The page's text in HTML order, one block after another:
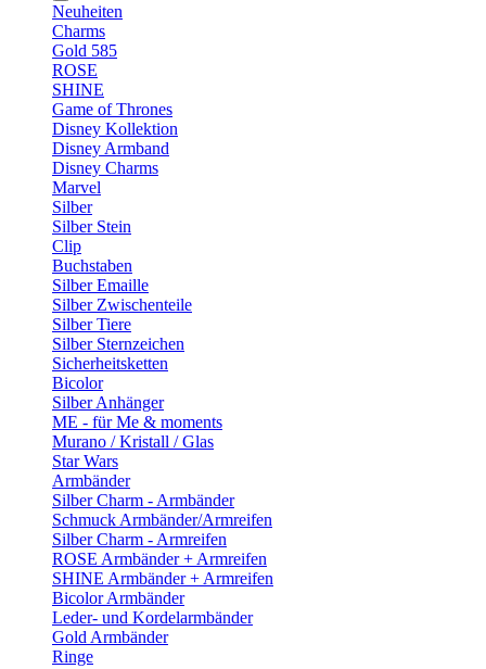
Neuheiten
Charms
Gold 585
ROSE
SHINE
Game of Thrones
Disney Kollektion
Disney Armband
Disney Charms
Marvel
Silber
Silber Stein
Clip
Buchstaben
Silber Emaille
Silber Zwischenteile
Silber Tiere
Silber Sternzeichen
Sicherheitsketten
Bicolor
Silber Anhänger
ME - für Me & moments
Murano / Kristall / Glas
Star Wars
Armbänder
Silber Charm - Armbänder
Schmuck Armbänder/Armreifen
Silber Charm - Armreifen
ROSE Armbänder + Armreifen
SHINE Armbänder + Armreifen
Bicolor Armbänder
Leder- und Kordelarmbänder
Gold Armbänder
Ringe